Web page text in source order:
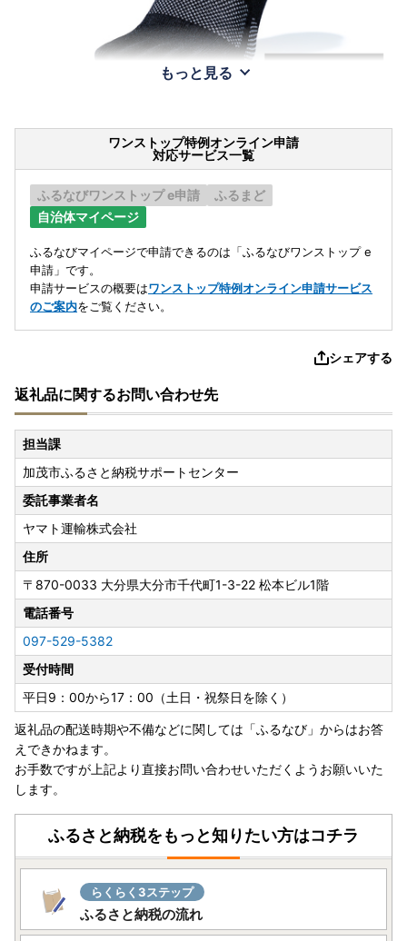
もっと見る
ワンストップ特例オンライン申請
対応サービス一覧
ふるなびワンストップ e申請
ふるまど
自治体マイページ
ふるなびマイページで申請できるのは「ふるなびワンストップ e
申請」です。
申請サービスの概要はワンストップ特例オンライン申請サービス
のご案内をご覧ください。
シェアする
返礼品に関するお問い合わせ先
担当課
加茂市ふるさと納税サポートセンター
委託事業者名
ヤマト運輸株式会社
住所
〒870-0033 大分県大分市千代町1-3-22 松本ビル1階
電話番号
097-529-5382
受付時間
平日9：00から17：00（土日・祝祭日を除く）
返礼品の配送時期や不備などに関しては「ふるなび」からはお答
えできかねます。
お手数ですが上記より直接お問い合わせいただくようお願いいた
します。
ふるさと納税をもっと知りたい方はコチラ
らくらく3ステップ
ふるさと納税の流れ